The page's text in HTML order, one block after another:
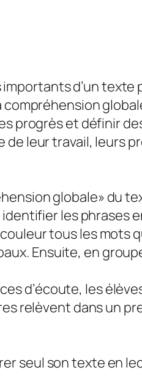
d’un
progrès et définir
leur travail, leurs
globale» du
les phrases
tous les mots
Ensuite, en
d’écoute, les
relèvent dans un
seul son texte en